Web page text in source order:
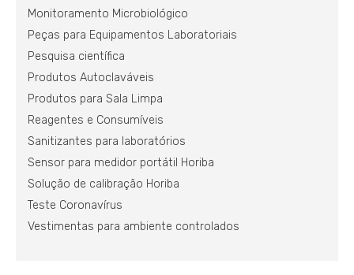
Monitoramento Microbiológico
Peças para Equipamentos Laboratoriais
Pesquisa científica
Produtos Autoclaváveis
Produtos para Sala Limpa
Reagentes e Consumíveis
Sanitizantes para laboratórios
Sensor para medidor portátil Horiba
Solução de calibração Horiba
Teste Coronavírus
Vestimentas para ambiente controlados